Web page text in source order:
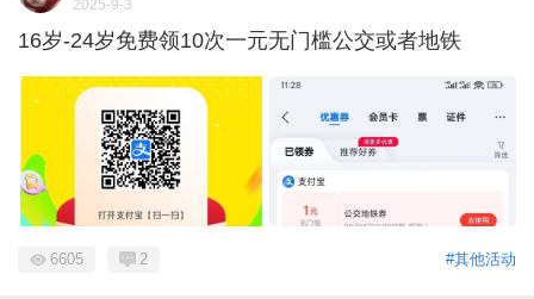
2025-9-3
16岁-24岁免费领10次一元无门槛公交或者地铁
#其他活动
6605 2